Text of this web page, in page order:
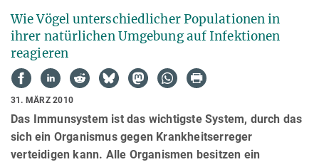
Wie Vögel unterschiedlicher Populationen in
ihrer natürlichen Umgebung auf Infektionen
reagieren
31. MÄRZ 2010
Das Immunsystem ist das wichtigste System, durch das
sich ein Organismus gegen Krankheitserreger
verteidigen kann. Alle Organismen besitzen ein